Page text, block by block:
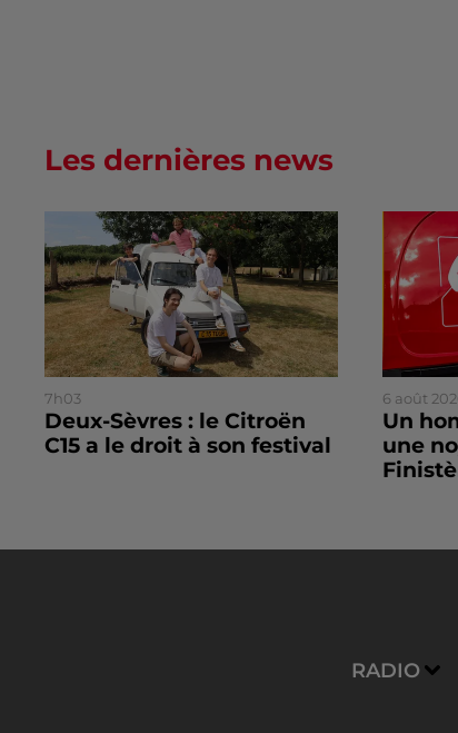
Les dernières news
7h03
Deux-Sèvres : le Citroën
C15 a le droit à son festival
6 août
Un
une
RADIO